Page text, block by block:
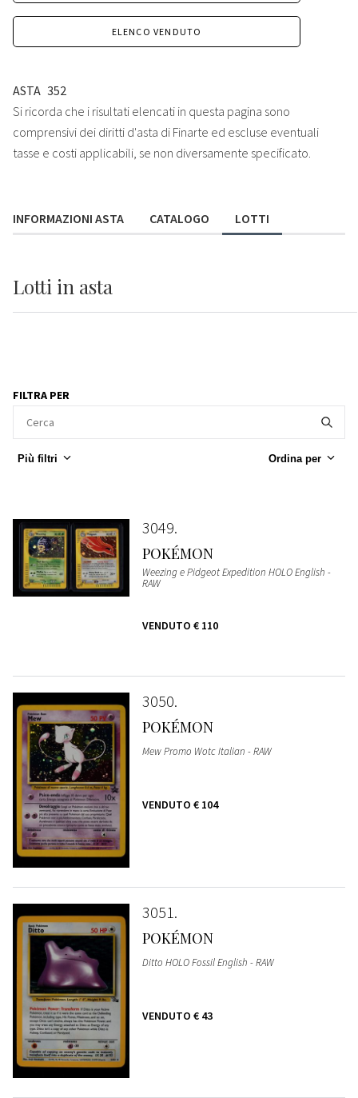
ELENCO VENDUTO
ASTA 352
Si ricorda che i risultati elencati in questa pagina sono
comprensivi dei diritti d'asta di Finarte ed escluse eventuali
tasse e costi applicabili, se non diversamente specificato.
INFORMAZIONI ASTA CATALOGO LOTTI
Lotti in asta
FILTRA PER
Più filtri Ordina per
3049
POKÉMON
Weezing e Pidgeot Expedition HOLO English -
RAW
VENDUTO € 110
3050
POKÉMON
Mew Promo Wotc Italian - RAW
VENDUTO € 104
3051
POKÉMON
Ditto HOLO Fossil English - RAW
VENDUTO € 43